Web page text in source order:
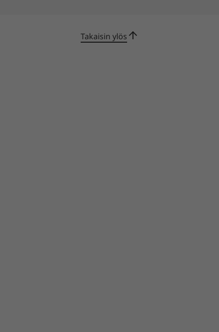
kannettavan akulle kaksi tuntia käyttöaikaa
Takaisin ylös